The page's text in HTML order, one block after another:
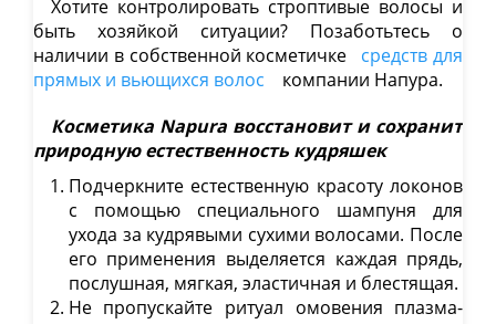
Хотите контролировать строптивые волосы и
быть хозяйкой ситуации? Позаботьтесь о
наличии в собственной косметичке
средств для
прямых и вьющихся волос
компании Напура.
Косметика Napura восстановит и сохранит
природную естественность кудряшек
Подчеркните естественную красоту локонов
с помощью специального шампуня для
ухода за кудрявыми сухими волосами. После
его применения выделяется каждая прядь,
послушная, мягкая, эластичная и блестящая.
Не пропускайте ритуал омовения плазма-